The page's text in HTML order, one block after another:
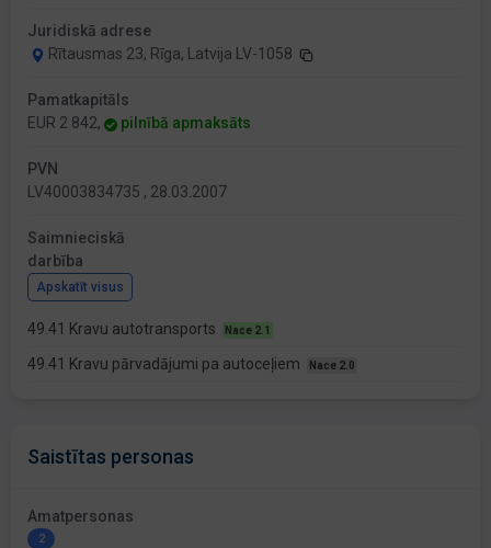
Juridiskā adrese
Rītausmas 23, Rīga, Latvija LV-1058
Pamatkapitāls
EUR 2 842,
pilnībā apmaksāts
PVN
LV40003834735 , 28.03.2007
Saimnieciskā
darbība
Apskatīt visus
49.41 Kravu autotransports Nace 2.1
49.41 Kravu pārvadājumi pa autoceļiem Nace 2.0
Saistītas personas
Amatpersonas
2